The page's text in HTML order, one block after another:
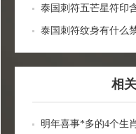
泰国刺符五芒星符印
泰国刺符纹身有什么
相
明年喜事*多的4个生